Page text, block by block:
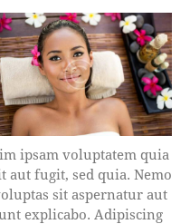
ipsam voluptatem quia
aut fugit, sed quia. Nemo
sit aspernatur aut
explicabo. Adipiscing